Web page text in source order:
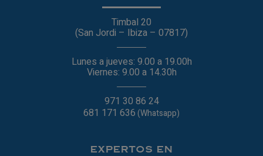
Timbal 20
(San Jordi – Ibiza – 07817)
Lunes a jueves: 9.00 a 19.00h
Viernes: 9.00 a 14.30h
971 30 86 24
681 171 636(Whatsapp)
EXPERTOS EN